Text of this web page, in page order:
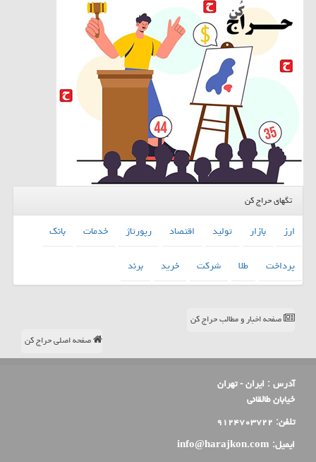
تگهای حراج کن
ارز بازار تولید اقتصاد رپورتاژ خدمات
بانك
پرداخت
طلا شركت خرید برند
صفحه اخبار و مطالب حراج کن
صفحه اصلی حراج کن
آدرس : ایران - تهران
خیابان طالقانی
تلفن: ۹۱۲۴۷۰۳۷۲۲
ایمیل: info@harajkon.com